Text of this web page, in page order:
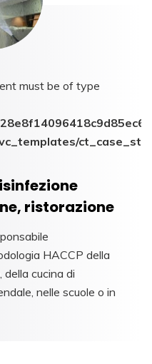
must be of type
ristorazione
HACCP della
cucina di
nelle scuole o in